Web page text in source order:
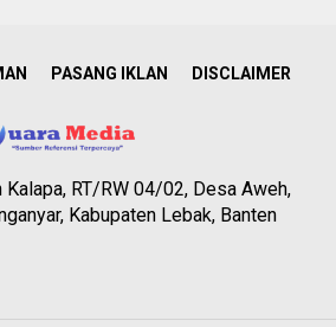
PASANG IKLAN DISCLAIMER
Kalapa, RT/RW 04/02, Desa Aweh,
Kabupaten Lebak, Banten